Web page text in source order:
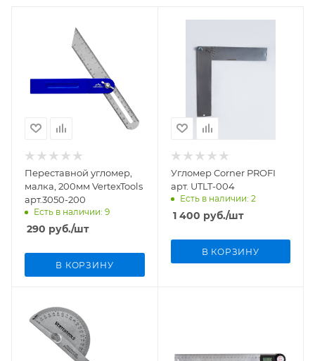
Переставной угломер,
малка, 200мм VertexTools
арт.3050-200
Есть в наличии: 9
290 руб./шт
В КОРЗИНУ
Угломер Corner PROFI
арт. UTLT-004
Есть в наличии: 2
1 400 руб./шт
В КОРЗИНУ